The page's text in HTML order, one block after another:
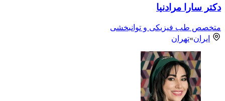
دکتر سارا مرادنیا
متخصص طب فیزیکی و توانبخشی
ایران»تهران